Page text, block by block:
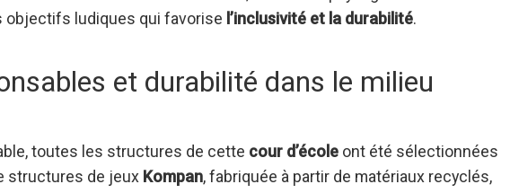
objectifs ludiques qui favorise l’inclusivité et la durabilité.
et durabilité dans le milieu
toutes les structures de cette cour d’école ont été sélectionnées
structures de jeux Kompan, fabriquée à partir de matériaux recyclés,